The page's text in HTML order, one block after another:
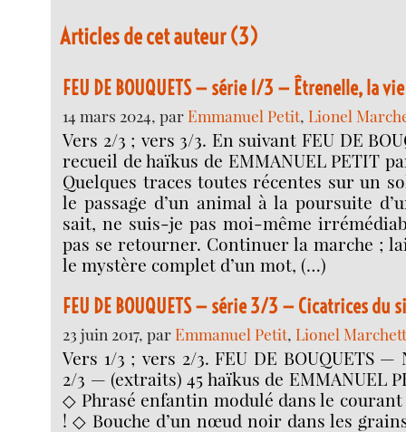
Articles de cet auteur (3)
FEU DE BOUQUETS — série 1/3 — Êtrenelle, la
14 mars 2024, parEmmanuel Petit,Lionel
Vers 2/3 ; vers 3/3. En suivant FEU DE
recueil de haïkus de EMMANUEL PETIT
Quelques traces toutes récentes sur un
le passage d’un animal à la poursuite
sait, ne suis-je pas moi-même
pas se retourner. Continuer la marche ;
le mystère complet d’un mot, (…)
FEU DE BOUQUETS — série 3/3 — Cicatrices du
23 juin 2017, parEmmanuel Petit,Lionel
Vers 1/3 ; vers 2/3. FEU DE BOUQUETS
2/3 — (extraits) 45 haïkus de
◇ Phrasé enfantin modulé dans le courant
! ◇ Bouche d’un nœud noir dans les